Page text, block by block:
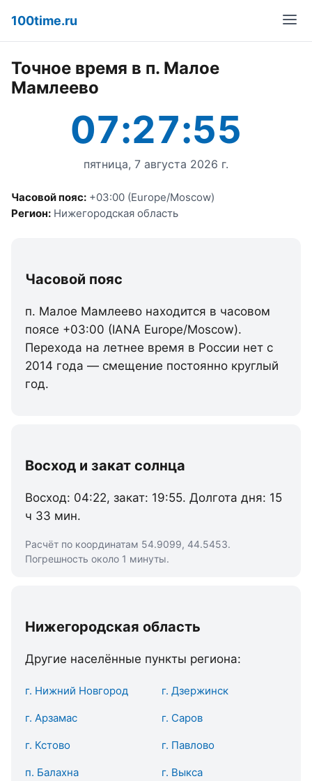
100time.ru
Точное время в п. Малое
Мамлеево
07:27:55
пятница, 7 августа 2026 г.
Часовой пояс: +03:00 (Europe/Moscow)
Регион: Нижегородская область
Часовой пояс
п. Малое Мамлеево находится в часовом
поясе +03:00 (IANA Europe/Moscow).
Перехода на летнее время в России нет с
2014 года — смещение постоянно круглый
год.
Восход и закат солнца
Восход: 04:22, закат: 19:55. Долгота дня: 15
ч 33 мин.
Расчёт по координатам 54.9099, 44.5453.
Погрешность около 1 минуты.
Нижегородская область
Другие населённые пункты региона:
г. Нижний Новгород г. Дзержинск
г. Арзамас г. Саров
г. Кстово г. Павлово
п. Балахна г. Выкса